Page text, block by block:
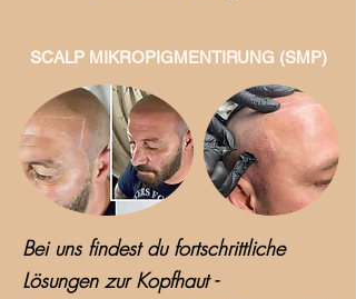
SCALP MIKROPIGMENTIRUNG (SMP)
Bei uns findest du fortschrittliche
Lösungen zur Kopfhaut -